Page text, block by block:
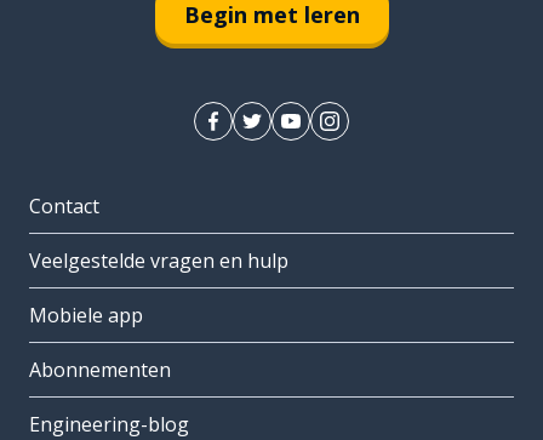
Begin met leren
Contact
Veelgestelde vragen en hulp
Mobiele app
Abonnementen
Engineering-blog